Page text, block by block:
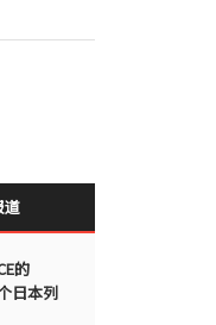
道
的
日本列